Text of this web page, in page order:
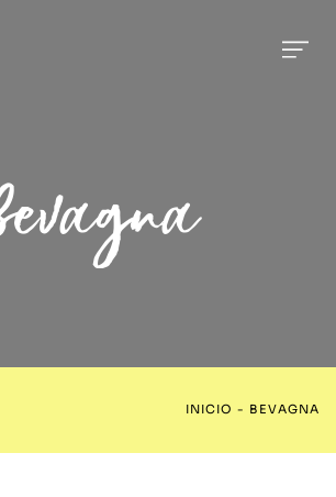
INICIO - BEVAGNA